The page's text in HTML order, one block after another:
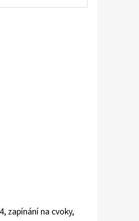
, zapínání na cvoky,